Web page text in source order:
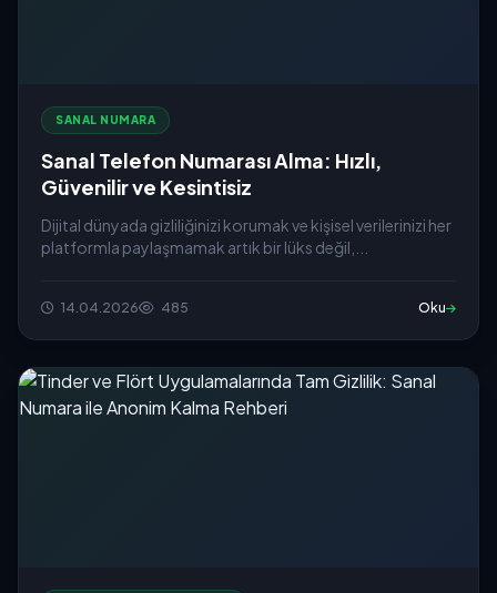
SANAL NUMARA
Sanal Telefon Numarası Alma: Hızlı,
Güvenilir ve Kesintisiz
Dijital dünyada gizliliğinizi korumak ve kişisel verilerinizi her
platformla paylaşmamak artık bir lüks değil,...
14.04.2026 485 Oku